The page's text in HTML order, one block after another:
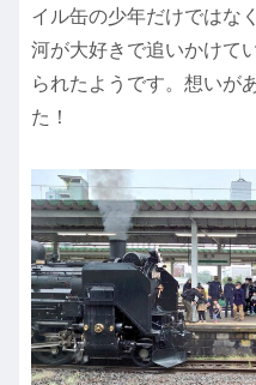
イル缶の少年だけではな
河が大好きで追いかけて
られたようです。想いが
た！